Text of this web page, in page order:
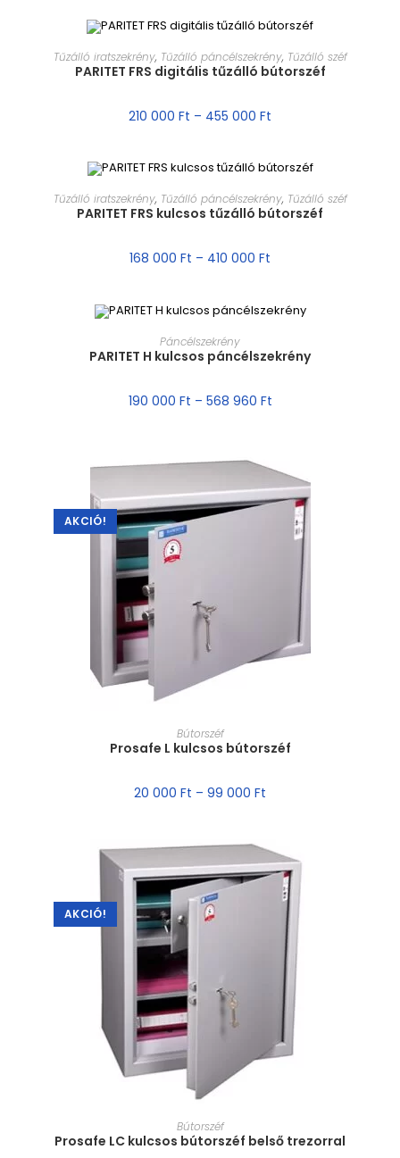
MÉRET VÁLASZTÁSA
Tűzálló iratszekrény, Tűzálló páncélszekrény, Tűzálló széf
PARITET FRS digitális tűzálló bútorszéf
210 000 Ft – 455 000 Ft
MÉRET VÁLASZTÁSA
Tűzálló iratszekrény, Tűzálló páncélszekrény, Tűzálló széf
PARITET FRS kulcsos tűzálló bútorszéf
168 000 Ft – 410 000 Ft
MÉRET VÁLASZTÁSA
Páncélszekrény
PARITET H kulcsos páncélszekrény
190 000 Ft – 568 960 Ft
AKCIÓ!
MÉRET VÁLASZTÁSA
Bútorszéf
Prosafe L kulcsos bútorszéf
20 000 Ft – 99 000 Ft
AKCIÓ!
MÉRET VÁLASZTÁSA
Bútorszéf
Prosafe LC kulcsos bútorszéf belső trezorral